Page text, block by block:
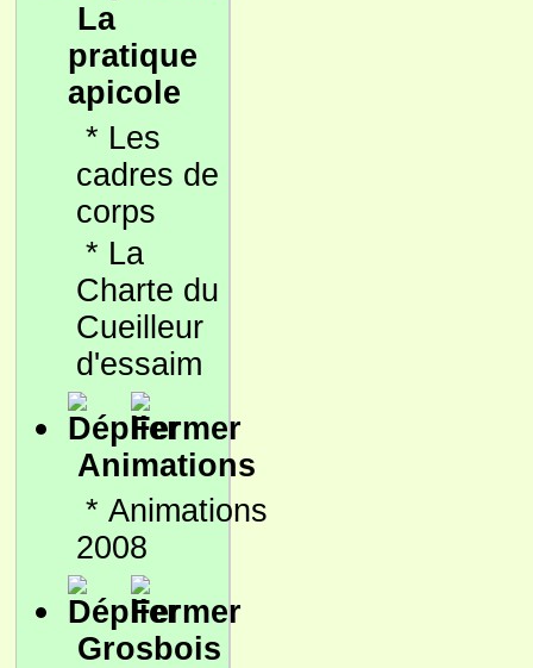
La
pratique
apicole
* Les
cadres de
corps
* La
Charte du
Cueilleur
d'essaim
Animations
* Animations
2008
Grosbois